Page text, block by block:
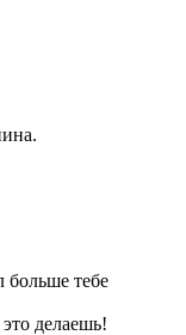
больше тебе
делаешь!